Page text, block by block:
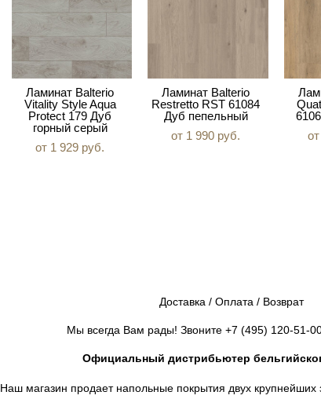
Ламинат Balterio
Vitality Style Aqua
Protect 179 Дуб
горный серый
от 1 929 pуб.
Ламинат Balterio
Restretto RST 61084
Дуб пепельный
от 1 990 pуб.
Доставка / Оплата / Возврат
Мы всегда Вам рады! Звоните +7 (495) 120-51-
Официальный дистрибьютер
Наш магазин продает напольные покрытия двух крупнейших